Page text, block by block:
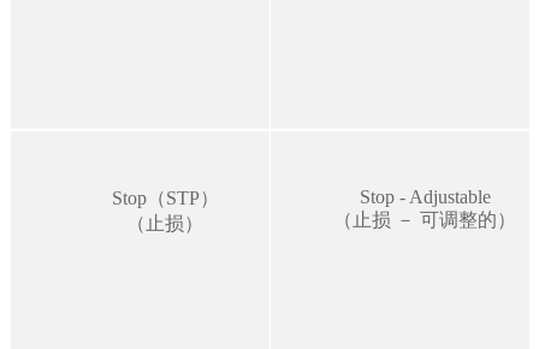
Stop（STP）
（止损）
Stop - Adjustable
（止损 － 可调整的）